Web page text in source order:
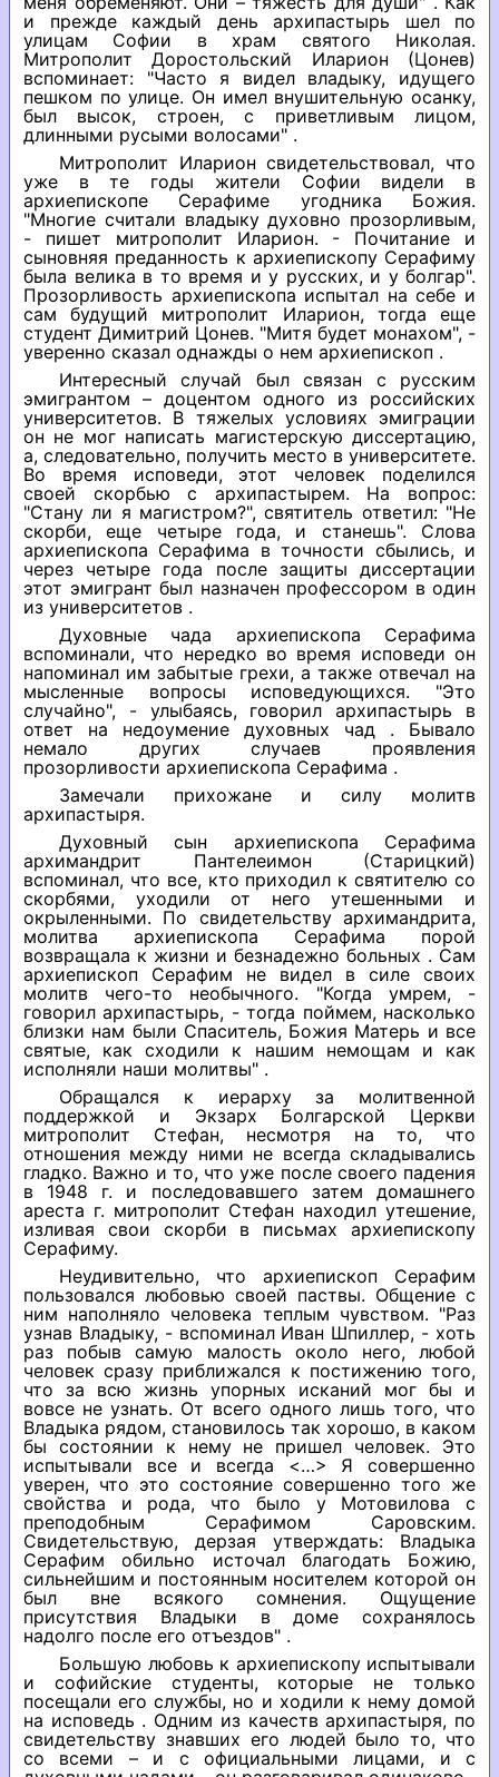
и прежде каждый день архипастырь шел по
улицам Софии в храм святого Николая.
Митрополит Доростольский Иларион (Цонев)
вспоминает: "Часто я видел владыку, идущего
пешком по улице. Он имел внушительную осанку,
был высок, строен, с приветливым лицом,
длинными русыми волосами" .
Митрополит Иларион свидетельствовал, что
уже в те годы жители Софии видели в
архиепископе Серафиме угодника Божия.
"Многие считали владыку духовно прозорливым,
- пишет митрополит Иларион. - Почитание и
сыновняя преданность к архиепископу Серафиму
была велика в то время и у русских, и у болгар".
Прозорливость архиепископа испытал на себе и
сам будущий митрополит Иларион, тогда еще
студент Димитрий Цонев. "Митя будет монахом", -
уверенно сказал однажды о нем архиепископ .
Интересный случай был связан с русским
эмигрантом – доцентом одного из российских
университетов. В тяжелых условиях эмиграции
он не мог написать магистерскую диссертацию,
а, следовательно, получить место в университете.
Во время исповеди, этот человек поделился
своей скорбью с архипастырем. На вопрос:
"Стану ли я магистром?", святитель ответил: "Не
скорби, еще четыре года, и станешь". Слова
архиепископа Серафима в точности сбылись, и
через четыре года после защиты диссертации
этот эмигрант был назначен профессором в один
из университетов .
Духовные чада архиепископа Серафима
вспоминали, что нередко во время исповеди он
напоминал им забытые грехи, а также отвечал на
мысленные вопросы исповедующихся. "Это
случайно", - улыбаясь, говорил архипастырь в
ответ на недоумение духовных чад . Бывало
немало других случаев проявления
прозорливости архиепископа Серафима .
Замечали прихожане и силу молитв
архипастыря.
Духовный сын архиепископа Серафима
архимандрит Пантелеимон (Старицкий)
вспоминал, что все, кто приходил к святителю со
скорбями, уходили от него утешенными и
окрыленными. По свидетельству архимандрита,
молитва архиепископа Серафима порой
возвращала к жизни и безнадежно больных . Сам
архиепископ Серафим не видел в силе своих
молитв чего-то необычного. "Когда умрем, -
говорил архипастырь, - тогда поймем, насколько
близки нам были Спаситель, Божия Матерь и все
святые, как сходили к нашим немощам и как
исполняли наши молитвы" .
Обращался к иерарху за молитвенной
поддержкой и Экзарх Болгарской Церкви
митрополит Стефан, несмотря на то, что
отношения между ними не всегда складывались
гладко. Важно и то, что уже после своего падения
в 1948 г. и последовавшего затем домашнего
ареста г. митрополит Стефан находил утешение,
изливая свои скорби в письмах архиепископу
Серафиму.
Неудивительно, что архиепископ Серафим
пользовался любовью своей паствы. Общение с
ним наполняло человека теплым чувством. "Раз
узнав Владыку, - вспоминал Иван Шпиллер, - хоть
раз побыв самую малость около него, любой
человек сразу приближался к постижению того,
что за всю жизнь упорных исканий мог бы и
вовсе не узнать. От всего одного лишь того, что
Владыка рядом, становилось так хорошо, в каком
бы состоянии к нему не пришел человек. Это
испытывали все и всегда <…> Я совершенно
уверен, что это состояние совершенно того же
свойства и рода, что было у Мотовилова с
преподобным Серафимом Саровским.
Свидетельствую, дерзая утверждать: Владыка
Серафим обильно источал благодать Божию,
сильнейшим и постоянным носителем которой он
был вне всякого сомнения. Ощущение
присутствия Владыки в доме сохранялось
надолго после его отъездов" .
Большую любовь к архиепископу испытывали
и софийские студенты, которые не только
посещали его службы, но и ходили к нему домой
на исповедь . Одним из качеств архипастыря, по
свидетельству знавших его людей было то, что
со всеми – и с официальными лицами, и с